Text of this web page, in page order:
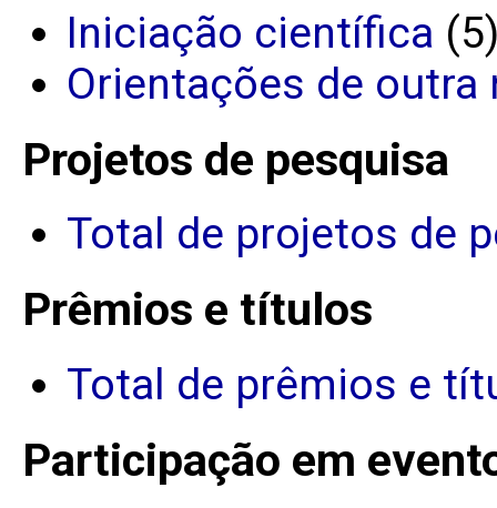
Iniciação científica
Orientações de outra
Projetos de pesquisa
Total de projetos de
Prêmios e títulos
Total de prêmios e
Participação em